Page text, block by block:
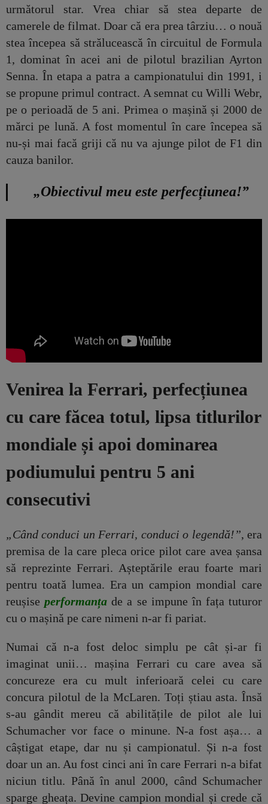
următorul star. Vrea chiar să stea departe de
camerele de filmat. Doar că era prea târziu… o nouă
stea începea să strălucească în circuitul de Formula
1, dominat în acei ani de pilotul brazilian Ayrton
Senna. În etapa a patra a campionatului din 1991, i
se propune primul contract. A semnat cu Willi Webr,
pe o perioadă de 5 ani. Primea o mașină și 2000 de
mărci pe lună. A fost momentul în care începea să
nu-și mai facă griji că nu va ajunge pilot de F1 din
cauza banilor.
„Obiectivul meu este perfecțiunea!”
Venirea la Ferrari, perfecțiunea
cu care făcea totul, lipsa titlurilor
mondiale și apoi dominarea
podiumului pentru 5 ani
consecutivi
„Când conduci un Ferrari, conduci o legendă!”, era
premisa de la care pleca orice pilot care avea șansa
să reprezinte Ferrari. Așteptările erau foarte mari
pentru toată lumea. Era un campion mondial care
reușiseperformanța de a se impune în fața tuturor
cu o mașină pe care nimeni n-ar fi pariat.
Numai că n-a fost deloc simplu pe cât și-ar fi
imaginat unii… mașina Ferrari cu care avea să
concureze era cu mult inferioară celei cu care
concura pilotul de la McLaren. Toți știau asta. Însă
s-au gândit mereu că abilitățile de pilot ale lui
Schumacher vor face o minune. N-a fost așa… a
câștigat etape, dar nu și campionatul. Și n-a fost
doar un an. Au fost cinci ani în care Ferrari n-a bifat
niciun titlu. Până în anul 2000, când Schumacher
sparge gheața. Devine campion mondial și crede că